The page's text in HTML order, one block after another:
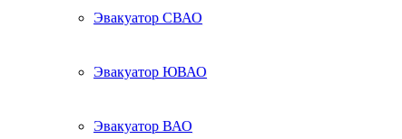
Эвакуатор СВАО
Эвакуатор ЮВАО
Эвакуатор ВАО